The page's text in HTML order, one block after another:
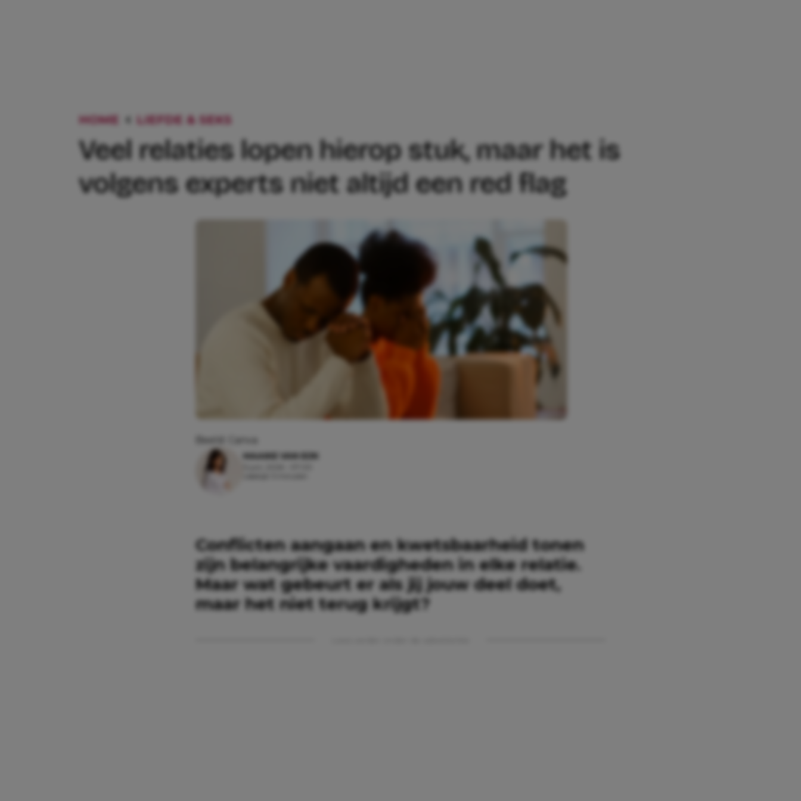
HOME LIEFDE & SEKS
Veel relaties lopen hierop stuk, maar het is
volgens experts niet altijd een red flag
MAAIKE VAN EIJK
Conflicten aangaan en kwetsbaarheid tonen
zijn belangrijke vaardigheden in elke relatie.
Maar wat gebeurt er als jij jouw deel doet,
maar het niet terug krijgt?